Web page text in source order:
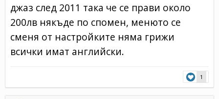
джаз след 2011 така че се прави около
200лв някъде по спомен, менюто се
сменя от настройките няма грижи
всички имат английски.
1